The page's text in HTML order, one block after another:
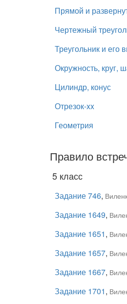
Прямой и
Чертежный
Треугольник и его
Окружность, круг,
Цилиндр, конус
Отрезок-xx
Геометрия
Правило
5 класс
Задание 746,
Задание 1649,
Задание 1651,
Задание 1657,
Задание 1667,
Задание 1701,